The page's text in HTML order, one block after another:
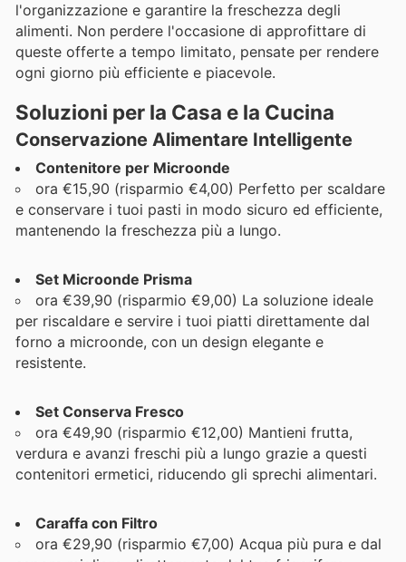
l'organizzazione e garantire la freschezza degli
alimenti. Non perdere l'occasione di approfittare di
queste offerte a tempo limitato, pensate per rendere
ogni giorno più efficiente e piacevole.
Soluzioni per la Casa e la Cucina
Conservazione Alimentare Intelligente
Contenitore per Microonde
ora €15,90 (risparmio €4,00) Perfetto per scaldare
e conservare i tuoi pasti in modo sicuro ed efficiente,
mantenendo la freschezza più a lungo.
Set Microonde Prisma
ora €39,90 (risparmio €9,00) La soluzione ideale
per riscaldare e servire i tuoi piatti direttamente dal
forno a microonde, con un design elegante e
resistente.
Set Conserva Fresco
ora €49,90 (risparmio €12,00) Mantieni frutta,
verdura e avanzi freschi più a lungo grazie a questi
contenitori ermetici, riducendo gli sprechi alimentari.
Caraffa con Filtro
ora €29,90 (risparmio €7,00) Acqua più pura e dal